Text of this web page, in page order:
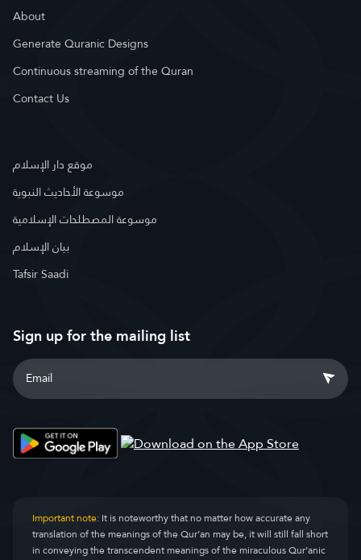
About
Generate Quranic Designs
Continuous streaming of the Quran
Contact Us
موقع دار الإسلام
موسوعة الأحاديث النبوية
موسوعة المصطلحات الإسلامية
بيان الإسلام
Tafsir Saadi
Sign up for the mailing list
Important note:It is noteworthy that no matter how accurate any
translation of the meanings of the Qur’an may be, it will still fall short
in conveying the transcendent meanings of the miraculous Qur’anic